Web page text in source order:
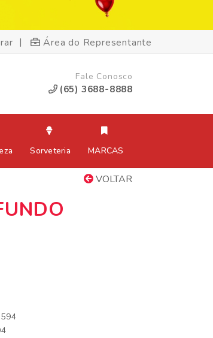
| Área do Representante
Fale Conosco
(65) 3688-8888
Sorveteria MARCAS
VOLTAR